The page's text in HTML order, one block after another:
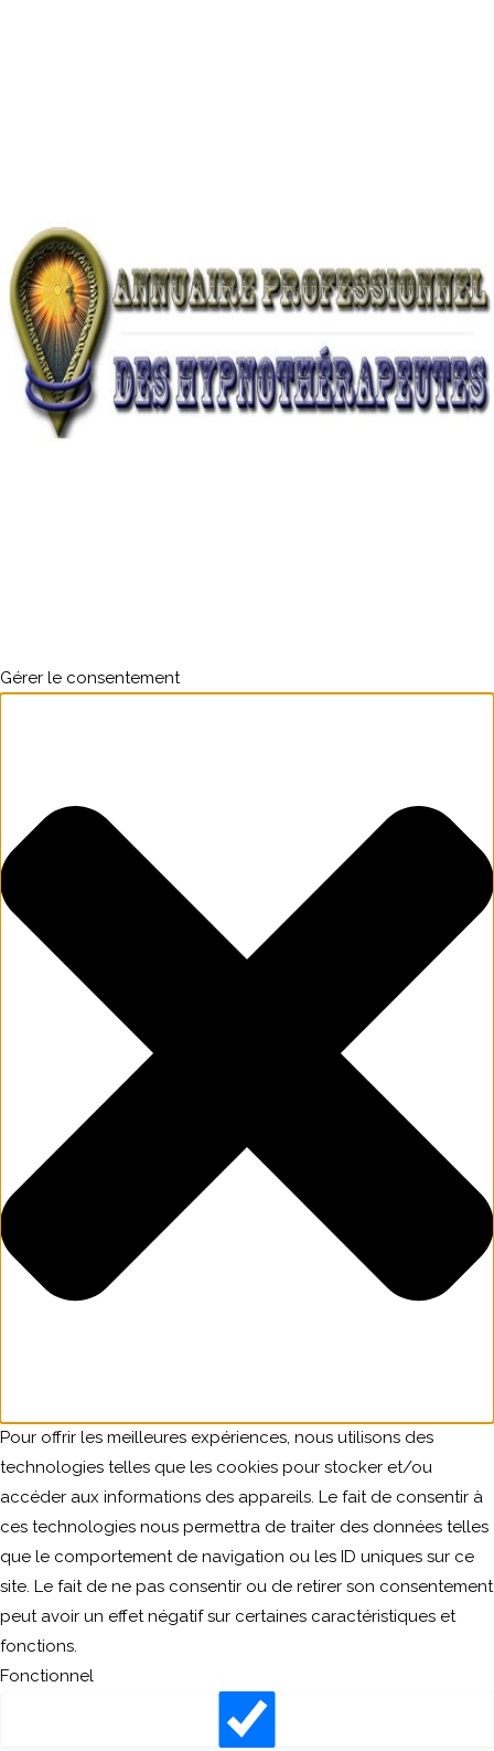
Gérer le consentement
Pour offrir les meilleures expériences, nous utilisons des
technologies telles que les cookies pour stocker et/ou
accéder aux informations des appareils. Le fait de consentir à
ces technologies nous permettra de traiter des données telles
que le comportement de navigation ou les ID uniques sur ce
site. Le fait de ne pas consentir ou de retirer son consentement
peut avoir un effet négatif sur certaines caractéristiques et
fonctions.
Fonctionnel